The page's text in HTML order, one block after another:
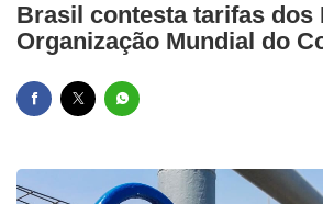
Brasil contesta tarifas dos
Organização Mundial do